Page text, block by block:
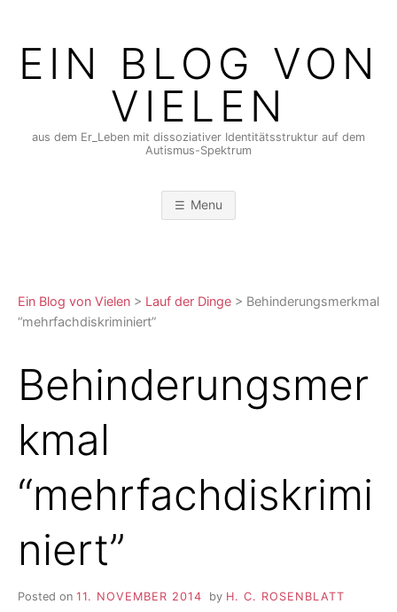
contentEIN BLOG VON
VIELEN
aus dem Er_Leben mit dissoziativer Identitätsstruktur auf dem
Autismus-Spektrum
Menu
Ein Blog von Vielen > Lauf der Dinge > Behinderungsmerkmal
“mehrfachdiskriminiert”
Behinderungsmer
kmal
“mehrfachdiskrimi
niert”
Posted on 11. NOVEMBER 2014 by H. C. ROSENBLATT